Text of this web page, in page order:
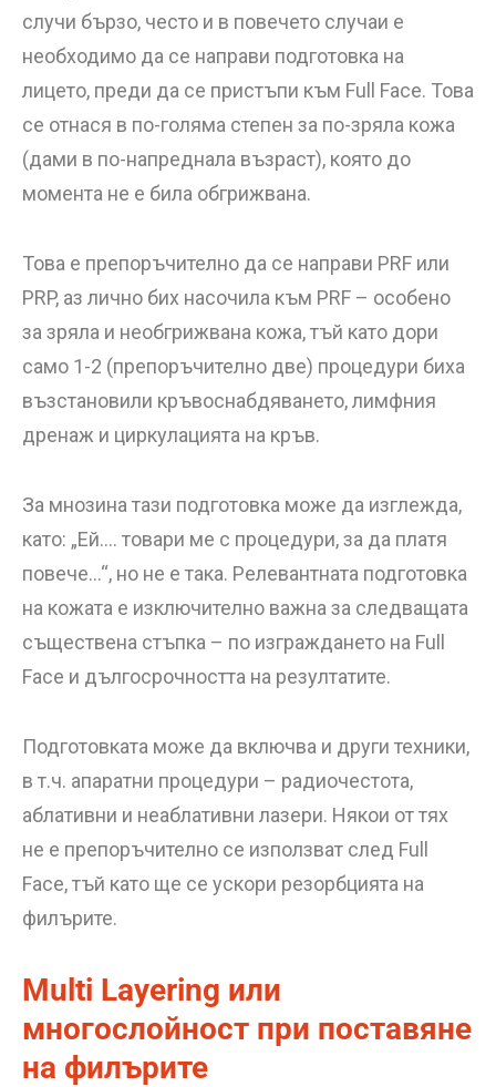
случи бързо, често и в повечето случаи е
необходимо да се направи подготовка на
лицето, преди да се пристъпи към Full Face. Това
се отнася в по-голяма степен за по-зряла кожа
(дами в по-напреднала възраст), която до
момента не е била обгрижвана.
Това е препоръчително да се направи PRF или
PRP, аз лично бих насочила към PRF – особено
за зряла и необгрижвана кожа, тъй като дори
само 1-2 (препоръчително две) процедури биха
възстановили кръвоснабдяването, лимфния
дренаж и циркулацията на кръв.
За мнозина тази подготовка може да изглежда,
като: „Ей…. товари ме с процедури, за да платя
повече…“, но не е така. Релевантната подготовка
на кожата е изключително важна за следващата
съществена стъпка – по изграждането на Full
Face и дългосрочността на резултатите.
Подготовката може да включва и други техники,
в т.ч. апаратни процедури – радиочестота,
аблативни и неаблативни лазери. Някои от тях
не е препоръчително се използват след Full
Face, тъй като ще се ускори резорбцията на
филърите.
Multi Layering или
многослойност при поставяне
на филърите